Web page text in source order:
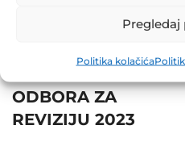
Pregledaj
Politika kolačića
navigation
ODBORA ZA
REVIZIJU 2023